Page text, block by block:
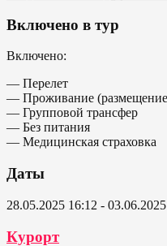
Включено в тур
Включено:
— Перелет
— Проживание
— Групповой трансфер
— Без питания
— Медицинская страховка
Даты
28.05.2025 16:12 -
Курорт